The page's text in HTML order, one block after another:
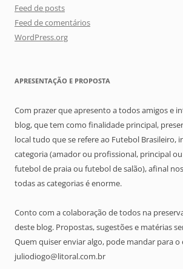
Feed de posts
Feed de comentários
WordPress.org
APRESENTAÇÃO E PROPOSTA
Com prazer que apresento a todos amigos e
blog, que tem como finalidade principal,
local tudo que se refere ao Futebol Brasileiro,
categoria (amador ou profissional, principal
futebol de praia ou futebol de salão), afinal
todas as categorias é enorme.
Conto com a colaboração de todos na
deste blog. Propostas, sugestões e matérias
Quem quiser enviar algo, pode mandar para o
juliodiogo@litoral.com.br